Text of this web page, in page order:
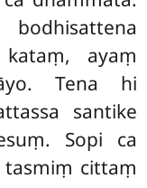
kataṃ, ayaṃ
Tena hi
santike
Sopi ca
cittaṃ